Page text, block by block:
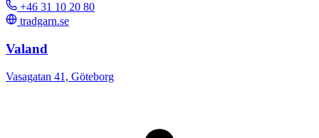
+46 31 10 20 80
tradgarn.se
Valand
Vasagatan 41, Göteborg